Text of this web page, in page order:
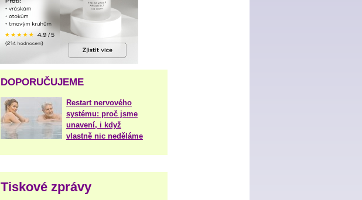
DOPORUČUJEME
Restart nervového
systému: proč jsme
unavení, i když
vlastně nic neděláme
Tiskové zprávy